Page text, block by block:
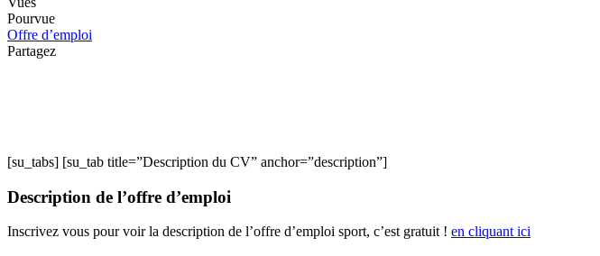
Pourvue
Offre d’emploi
Partagez
[su_tabs] [su_tab title=”Description du CV” anchor=”description”]
Description de l’offre d’emploi
Inscrivez vous pour voir la description de l’offre d’emploi sport, c’est gratuit ! en cliquant ici